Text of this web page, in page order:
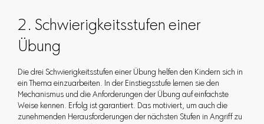
2. Schwierigkeitsstufen einer
Übung
Die drei Schwierigkeitsstufen einer Übung helfen den Kindern sich in
ein Thema einzuarbeiten. In der Einstiegsstufe lernen sie den
Mechanismus und die Anforderungen der Übung auf einfachste
Weise kennen. Erfolg ist garantiert. Das motiviert, um auch die
zunehmenden Herausforderungen der nächsten Stufen in Angriff zu